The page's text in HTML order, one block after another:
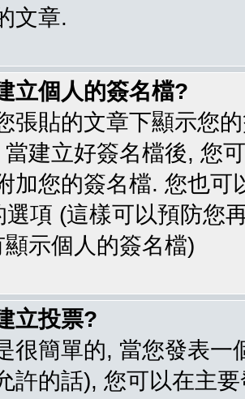
文章.
立個人的簽名檔?
張貼的文章下顯示您
建立好簽名檔後, 您
加您的簽名檔. 您也
選項 (這樣可以預防您
示個人的簽名檔)
立投票?
很簡單的, 當您發表
許的話), 您可以在主